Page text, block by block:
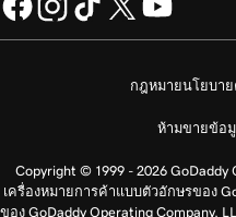
กฎหมายนโยบาย
ห้ามขายข้อ
Copyright © 1999 - 2026
เครื่องหมายการค้าแบบตัวอักษรของ
ของ GoDaddy Operating Company,